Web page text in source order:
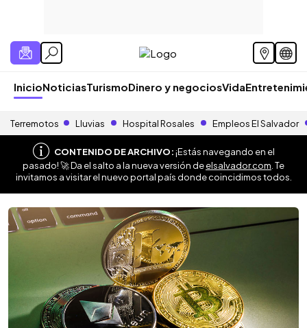
InicioNoticiasTurismoDinero y negociosVida
Terremotos Lluvias Hospital Rosales Empleos El Salvador
CONTENIDO DE ARCHIVO:¡Estás navegando en el
pasado! 🚀 Da el salto a la nueva versión deelsalvador.com . Te
invitamos a visitar el nuevo portal país donde coincidimos todos.